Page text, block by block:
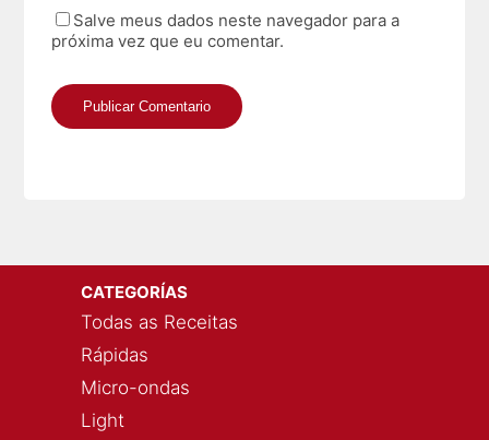
Salve meus dados neste navegador para a
próxima vez que eu comentar.
CATEGORÍAS
Todas as Receitas
Rápidas
Micro-ondas
Light